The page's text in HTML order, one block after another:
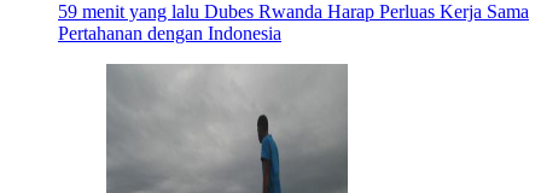
59 menit yang lalu Dubes Rwanda Harap Perluas Kerja Sama
Pertahanan dengan Indonesia